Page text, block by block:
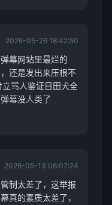
2026-05-26 18:42:50
幕网站里最烂的
还是发出来压根不
骂人鉴证目田犬全
幕没人类了
2026-05-13 06:07:24
制太差了，这举报
真的素质太差了，